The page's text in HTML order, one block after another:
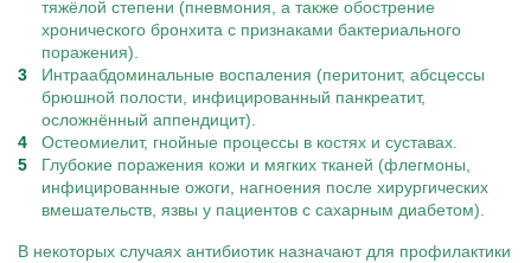
тяжёлой степени (пневмония, а также обострение
хронического бронхита с признаками бактериального
поражения).
Интраабдоминальные воспаления (перитонит, абсцессы
брюшной полости, инфицированный панкреатит,
осложнённый аппендицит).
Остеомиелит, гнойные процессы в костях и суставах.
Глубокие поражения кожи и мягких тканей (флегмоны,
инфицированные ожоги, нагноения после хирургических
вмешательств, язвы у пациентов с сахарным диабетом).
В некоторых случаях антибиотик назначают для профилактики